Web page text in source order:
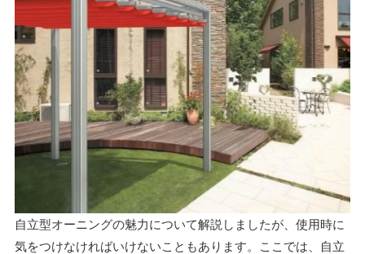
自立型オーニングの魅力について解説しましたが、使用時に
気をつけなければいけないこともあります。ここでは、自立